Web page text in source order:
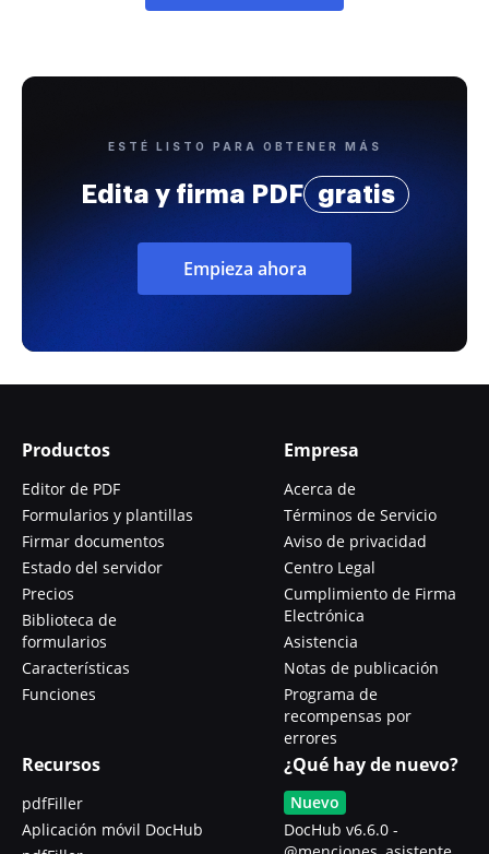
ESTÉ LISTO PARA OBTENER MÁS
Edita y firma PDF gratis
Empieza ahora
Productos
Editor de PDF
Formularios y plantillas
Firmar documentos
Estado del servidor
Precios
Biblioteca de
formularios
Características
Funciones
Empresa
Acerca de
Términos de Servicio
Aviso de privacidad
Centro Legal
Cumplimiento de Firma
Electrónica
Asistencia
Notas de publicación
Programa de
recompensas por
errores
Recursos
pdfFiller
Aplicación móvil DocHub
¿Qué hay de nuevo?
Nuevo
DocHub v6.6.0 -